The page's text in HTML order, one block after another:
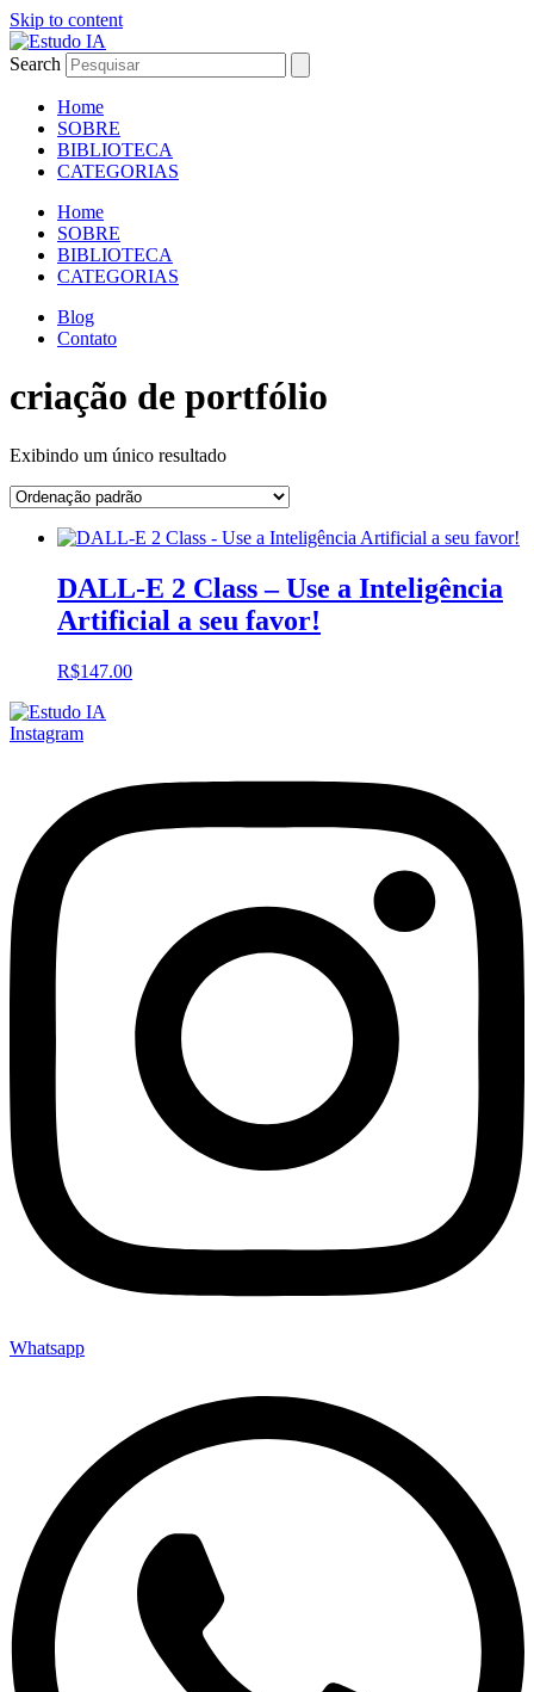
Skip to content
Search
Home
SOBRE
BIBLIOTECA
CATEGORIAS
Home
SOBRE
BIBLIOTECA
CATEGORIAS
Blog
Contato
criação de portfólio
Exibindo um único resultado
DALL-E 2 Class – Use a Inteligência
Artificial a seu favor!
R$147.00
Instagram
Whatsapp